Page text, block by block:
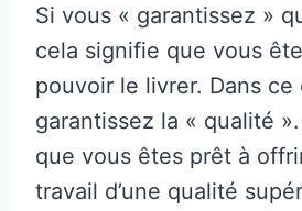
Si vous « garantissez »
cela signifie que vous
pouvoir le livrer. Dans ce
garantissez la « qualité
que vous êtes prêt à
travail d’une qualité